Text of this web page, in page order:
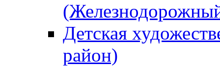
Детская
район)